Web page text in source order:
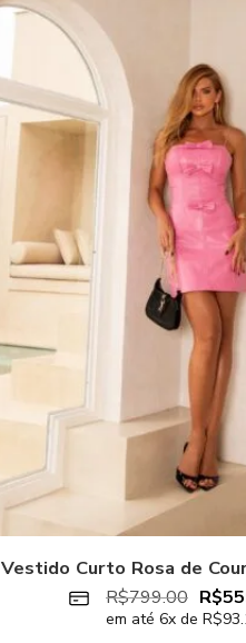
Vestido Curto Rosa de
R$799.00 R$
em até 6x de R$